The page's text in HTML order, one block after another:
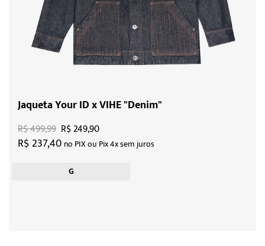
Jaqueta Your ID x VIHE "Denim"
R$ 237,40 no PIX ou Pix 4x sem juros
R$ 499,99 R$ 249,90
G